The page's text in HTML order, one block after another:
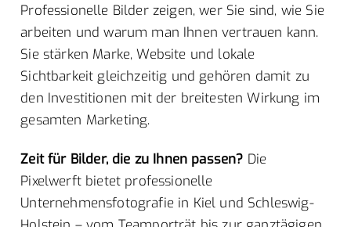
Professionelle Bilder zeigen, wer Sie sind, wie Sie
arbeiten und warum man Ihnen vertrauen kann.
Sie stärken Marke, Website und lokale
Sichtbarkeit gleichzeitig und gehören damit zu
den Investitionen mit der breitesten Wirkung im
gesamten Marketing.
Zeit für Bilder, die zu Ihnen passen? Die
Pixelwerft bietet professionelle
Unternehmensfotografie in Kiel und Schleswig-